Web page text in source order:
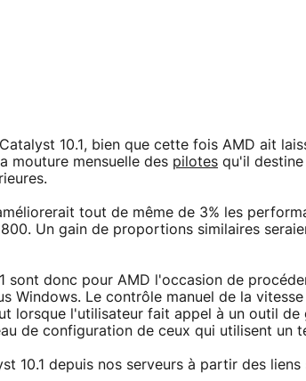
10.1, bien que cette fois AMD ait
mouture mensuelle des pilotes qu'il destine
tout de même de 3% les
Un gain de proportions similaires
sont donc pour AMD l'occasion de
Windows. Le contrôle manuel de la
lorsque l'utilisateur fait appel à un outil
de configuration de ceux qui utilisent un
10.1 depuis nos serveurs à partir des liens